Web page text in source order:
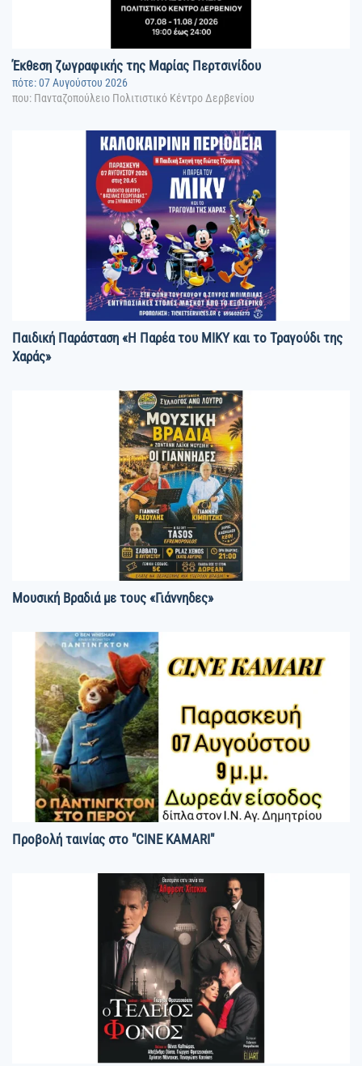
Έκθεση ζωγραφικής της Μαρίας Περτσινίδου
πότε: 07 Αυγούστου 2026
που: Πανταζοπούλειο Πολιτιστικό Κέντρο Δερβενίου
Παιδική Παράσταση «Η Παρέα του ΜΙΚΥ και το Τραγούδι της
Χαράς»
Μουσική Βραδιά με τους «Γιάννηδες»
Προβολή ταινίας στο "CINE KAMARI"